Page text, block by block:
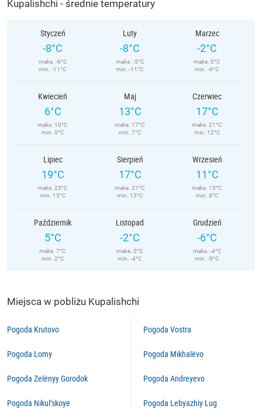
Kupalishchi - średnie temperatury
Styczeń
-8°C
maks. -6°C
min. -11°C
Luty
-8°C
maks. -5°C
min. -11°C
Marzec
-2°C
maks. 0°C
min. -6°C
Kwiecień
6°C
maks. 10°C
min. 0°C
Maj
13°C
maks. 17°C
min. 7°C
Czerwiec
17°C
maks. 21°C
min. 12°C
Lipiec
19°C
maks. 23°C
min. 15°C
Sierpień
17°C
maks. 21°C
min. 13°C
Wrzesień
11°C
maks. 15°C
min. 8°C
Październik
5°C
maks. 7°C
min. 2°C
Listopad
-2°C
maks. 0°C
min. -4°C
Grudzień
-6°C
maks. -4°C
min. -9°C
Miejsca w pobliżu Kupalishchi
Pogoda Krutovo
Pogoda Lomy
Pogoda Zelënyy Gorodok
Pogoda Nikul’skoye
Pogoda Vostra
Pogoda Mikhalëvo
Pogoda Andreyevo
Pogoda Lebyazhiy Lug